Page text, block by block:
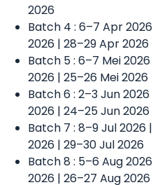
2026
Batch 4 : 6–7 Apr
2026 | 28–29 Apr 2026
Batch 5 : 6–7 Mei 2026
2026 | 25–26 Mei 2026
Batch 6 : 2–3 Jun 2026
2026 | 24–25 Jun 2026
Batch 7 : 8–9 Jul 2026
2026 | 29–30 Jul 2026
Batch 8 : 5–6 Aug 2026
2026 | 26–27 Aug 2026